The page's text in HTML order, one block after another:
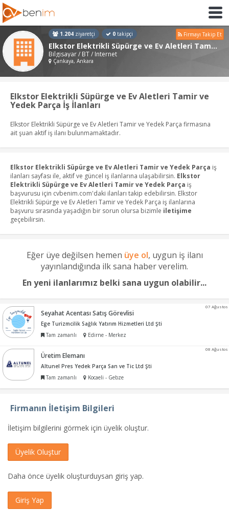
1.204 ziyaretçi 0 takipçi Firmayı Takip Et
Elkstor Elektrikli Süpürge ve Ev Aletleri Tamir ve Yedek Parça
Bilgisayar / BT / Internet
Çankaya, Ankara
Elkstor Elektrikli Süpürge ve Ev Aletleri Tamir ve
Yedek Parça İş İlanları
Elkstor Elektrikli Süpürge ve Ev Aletleri Tamir ve Yedek Parça firmasına
ait şuan aktif iş ilanı bulunmamaktadır.
Elkstor Elektrikli Süpürge ve Ev Aletleri Tamir ve Yedek Parça iş
ilanları sayfası ile, aktif ve güncel iş ilanlarına ulaşabilirsin. Elkstor
Elektrikli Süpürge ve Ev Aletleri Tamir ve Yedek Parça iş
başvurusu için cvbenim.com'daki ilanları takip edebilirsin. Elkstor
Elektrikli Süpürge ve Ev Aletleri Tamir ve Yedek Parça iş ilanlarına
başvuru sırasında yaşadığın bir sorun olursa bizimle iletişime
geçebilirsin.
Eğer üye değilsen hemen üye ol, uygun iş ilanı
yayınlandığında ilk sana haber verelim.
En yeni ilanlarımız belki sana uygun olabilir...
07 Ağustos
Seyahat Acentası Satış Görevlisi
Ege Turizmcilik Sağlık Yatırım Hizmetleri Ltd Şti
Tam zamanlı
Edirne - Merkez
08 Ağustos
Üretim Elemanı
Altunel Pres Yedek Parça San ve Tic Ltd Şti
Tam zamanlı
Kocaeli - Gebze
Firmanın İletişim Bilgileri
İletişim bilgilerini görmek için üyelik oluştur.
Üyelik Oluştur
Daha önce üyelik oluşturduysan giriş yap.
Giriş Yap